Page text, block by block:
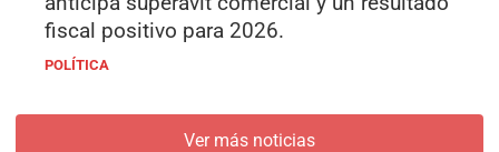
fiscal positivo para 2026.
POLÍTICA
Ver más noticias